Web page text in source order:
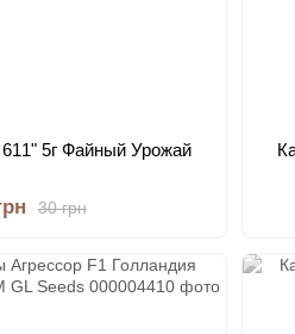
5г Файный Урожай
30 грн